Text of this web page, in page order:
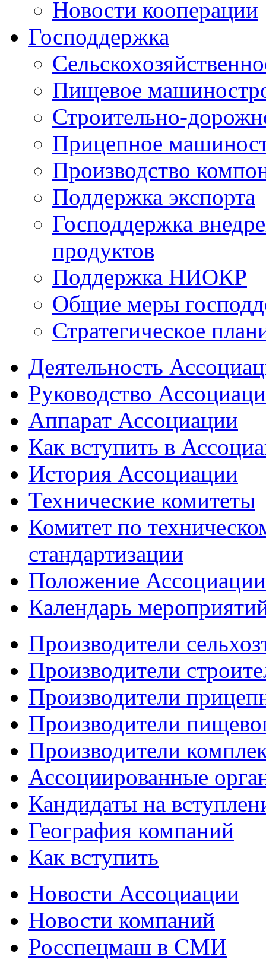
Новости кооперации
Господдержка
Пищевое
Строительно-
Прицепное
Производство
Поддержка экспорта
Господдержка
продуктов
Поддержка НИОКР
Общие меры
Стратегическое
Деятельность
Руководство
Аппарат Ассоциации
Как вступить в
История Ассоциации
Технические комитеты
Комитет по
стандартизации
Положение
Календарь
Производители
Производители
Производители
Производители
Производители
Ассоциированные
Кандидаты на
География компаний
Как вступить
Новости Ассоциации
Новости компаний
Росспецмаш в СМИ